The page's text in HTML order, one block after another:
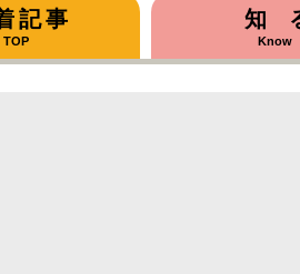
記事
TOP
知
Know